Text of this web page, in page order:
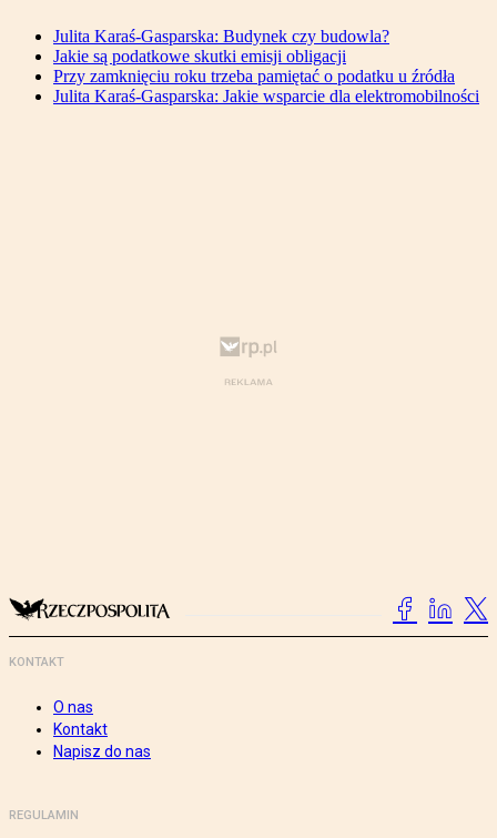
Julita Karaś-Gasparska: Budynek czy budowla?
Jakie są podatkowe skutki emisji obligacji
Przy zamknięciu roku trzeba pamiętać o podatku u źródła
Julita Karaś-Gasparska: Jakie wsparcie dla elektromobilności
KONTAKT
O nas
Kontakt
Napisz do nas
REGULAMIN